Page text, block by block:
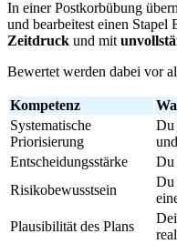
In einer Postkorbübung
und bearbeitest einen
Zeitdruck und mit
Bewertet werden dabei vor
Kompetenz
Systematische
Priorisierung
Du
Entscheidungsstärke
Du
Risikobewusstsein
Du
Plausibilität des Plans